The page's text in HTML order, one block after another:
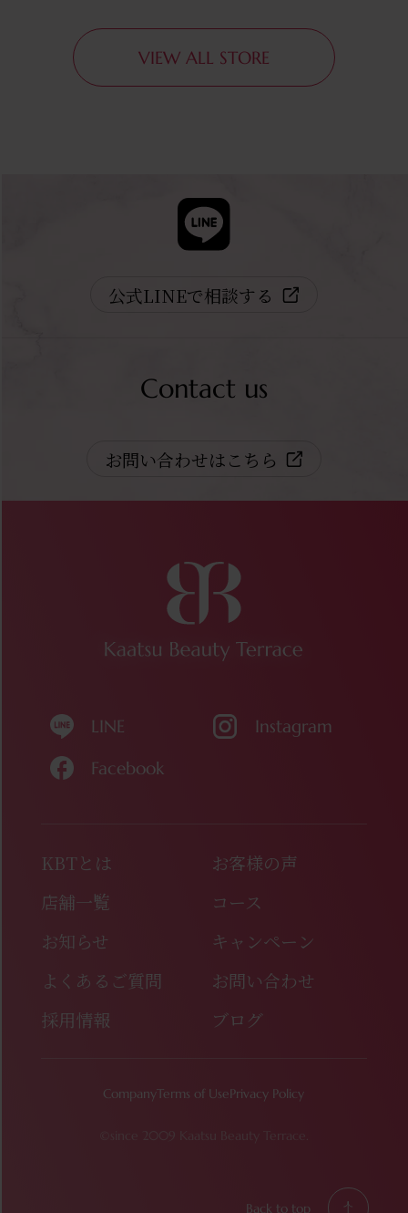
VIEW ALL STORE
公式LINEで相談する
Contact us
お問い合わせはこちら
LINE
Instagram
Facebook
KBTとは
お客様の声
店舗一覧
コース
お知らせ
キャンペーン
よくあるご質問
お問い合わせ
採用情報
ブログ
CompanyTerms of UsePrivacy Policy
©since 2009 Kaatsu Beauty Terrace.
Back to top